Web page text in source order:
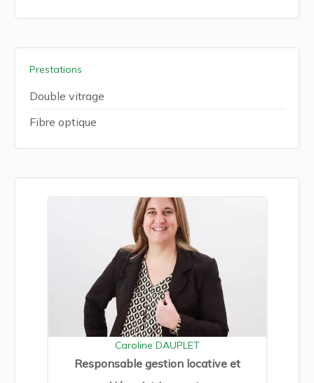
Prestations
Double vitrage
Fibre optique
Caroline DAUPLET
Responsable gestion locative et